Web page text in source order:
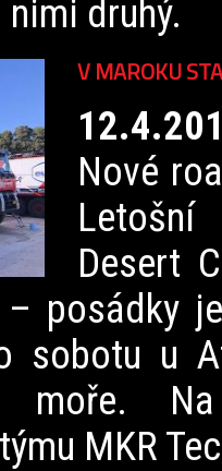
druhý.
V MAROKU
Nové
Desert
posádky
sobotu u
moře.
MKR